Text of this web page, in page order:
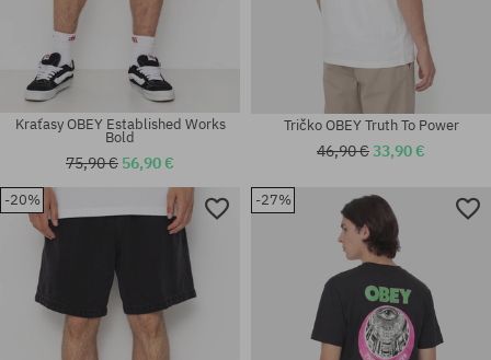
Dostupné veľkosti:
M; L; XL
Dostupné veľkosti:
Kraťasy OBEY Established Works
Bold
75,90 € 56,90 €
Tričko OBEY Truth To Power
46,90 €33,90 €
-20% -27%